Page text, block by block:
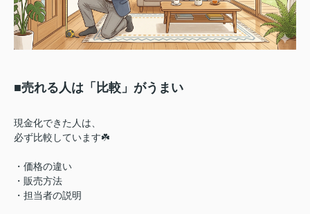
■売れる人は「比較」がうまい
現金化できた人は、
必ず比較しています☘️
・価格の違い
・販売方法
・担当者の説明